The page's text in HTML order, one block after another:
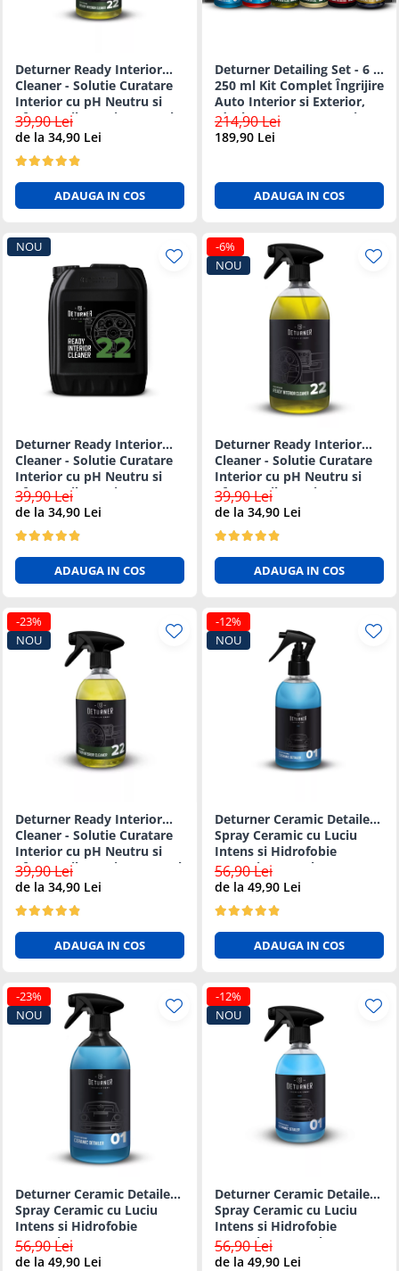
Organizatoare auto
Suporturi bauturi
Tratament Hidrofob
Deturner Ready Interior
Cleaner - Solutie Curatare
Interior cu pH Neutru si
Efect Antibacterian 250ml
39,90 Lei
de la 34,90 Lei
ADAUGA IN COS
Deturner Detailing Set - 6 ×
250 ml Kit Complet Îngrijire
Auto Interior si Exterior,
Ideal pentru Incepatori sau
Cadou
214,90 Lei
189,90 Lei
ADAUGA IN COS
NOU
Deturner Ready Interior
Cleaner - Solutie Curatare
Interior cu pH Neutru si
39,90 Lei
de la 34,90 Lei
ADAUGA IN COS
-6%
NOU
Deturner Ready Interior
Cleaner - Solutie Curatare
Interior cu pH Neutru si
Efect Antibacterian - 1L
39,90 Lei
de la 34,90 Lei
ADAUGA IN COS
-23%
NOU
Deturner Ready Interior
Cleaner - Solutie Curatare
Interior cu pH Neutru si
Efect Antibacterian - 500ml
39,90 Lei
de la 34,90 Lei
ADAUGA IN COS
-12%
NOU
Deturner Ceramic Detailer -
Spray Ceramic cu Luciu
Intens si Hidrofobie
Puternica 250ml
56,90 Lei
de la 49,90 Lei
ADAUGA IN COS
-23%
NOU
Deturner Ceramic Detailer -
Spray Ceramic cu Luciu
Intens si Hidrofobie
Puternica - 1L
56,90 Lei
de la 49,90 Lei
-12%
NOU
Deturner Ceramic Detailer -
Spray Ceramic cu Luciu
Intens si Hidrofobie
Puternica - 500ml
56,90 Lei
de la 49,90 Lei